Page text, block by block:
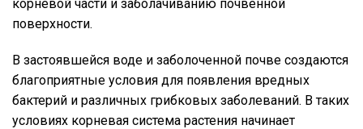
корневой части и заболачиванию почвенной
поверхности.
В застоявшейся воде и заболоченной почве создаются
благоприятные условия для появления вредных
бактерий и различных грибковых заболеваний. В таких
условиях корневая система растения начинает